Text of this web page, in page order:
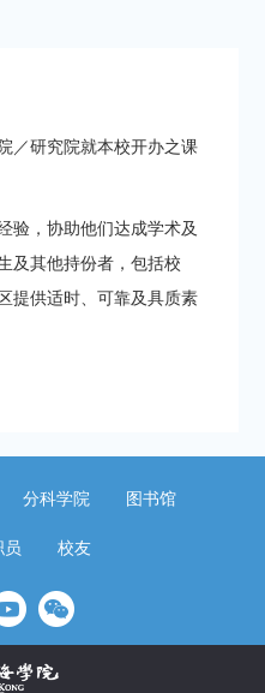
／研究院就本校开办之课
验，协助他们达成学术及
及其他持份者，包括校
提供适时、可靠及具质素
分科学院 图书馆
员 校友